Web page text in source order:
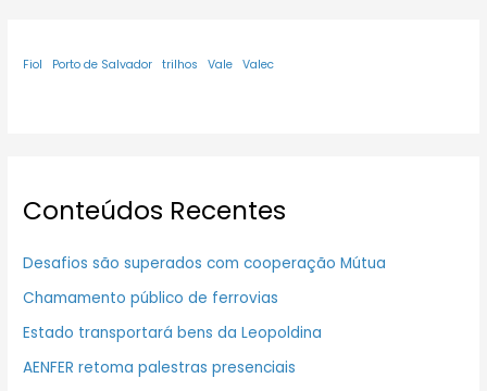
Fiol Porto de Salvador trilhos Vale Valec
Conteúdos Recentes
Desafios são superados com cooperação Mútua
Chamamento público de ferrovias
Estado transportará bens da Leopoldina
AENFER retoma palestras presenciais